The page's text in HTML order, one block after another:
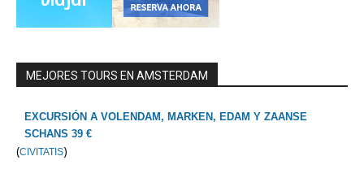
MEJORES TOURS EN AMSTERDAM
EXCURSIÓN A VOLENDAM, MARKEN, EDAM Y ZAANSE
SCHANS 39 €
(CIVITATIS)